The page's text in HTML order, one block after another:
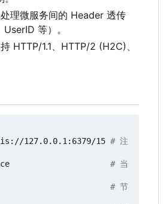
理微服务间的 Header 透传
UserID 等）。
HTTP/1.1、HTTP/2 (H2C)、
127.0.0.1:6379/15 # 注
service
# 当
# 节